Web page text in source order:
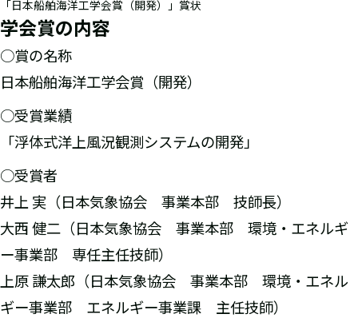
「日本船舶海洋工学会賞（開発）」賞状
学会賞の内容
○賞の名称
日本船舶海洋工学会賞（開発）
○受賞業績
「浮体式洋上風況観測システムの開発」
○受賞者
井上 実（日本気象協会 事業本部 技師長）
大西 健二（日本気象協会 事業本部 環境・エネルギ
ー事業部 専任主任技師）
上原 謙太郎（日本気象協会 事業本部 環境・エネル
ギー事業部 エネルギー事業課 主任技師）